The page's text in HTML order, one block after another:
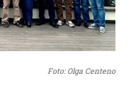
Foto: Olga Centeno